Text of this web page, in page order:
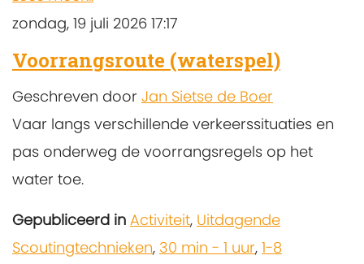
zondag, 19 juli 2026 17:17
Voorrangsroute (waterspel)
Geschreven door Jan Sietse de Boer
Vaar langs verschillende verkeerssituaties en
pas onderweg de voorrangsregels op het
water toe.
Gepubliceerd in Activiteit, Uitdagende
Scoutingtechnieken, 30 min - 1 uur, 1-8